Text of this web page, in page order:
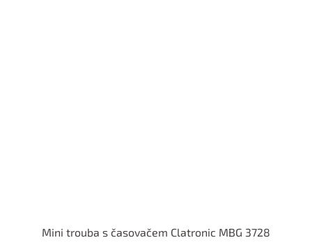
Mini trouba s časovačem Clatronic MBG 3728